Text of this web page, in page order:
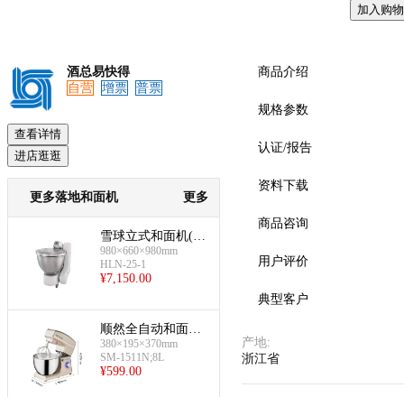
加入购
酒总易快得
自营
增票 普票
查看详情
进店逛逛
更多落地和面机 更多
雪球立式和面机(25
L容量)
980×660×980mm
HLN-25-1
¥7,150.00
顺然全自动和面机
(8L)
380×195×370mm
SM-1511N;8L
¥599.00
商品介绍
规格参数
认证/报告
资料下载
商品咨询
用户评价
典型客户
产地:
浙江省